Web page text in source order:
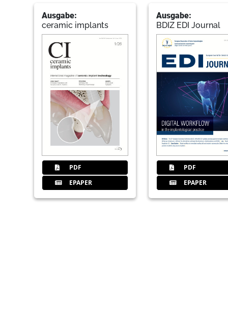
Ausgabe:
ceramic implants
PDF
EPAPER
Ausgabe:
BDIZ EDI Journal
PDF
EPAPER